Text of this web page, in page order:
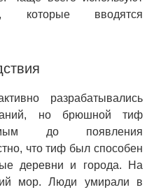
вводятся
разрабатывались
но брюшной тиф
до появления
что тиф был способен
деревни и города. На
мор. Люди умирали в